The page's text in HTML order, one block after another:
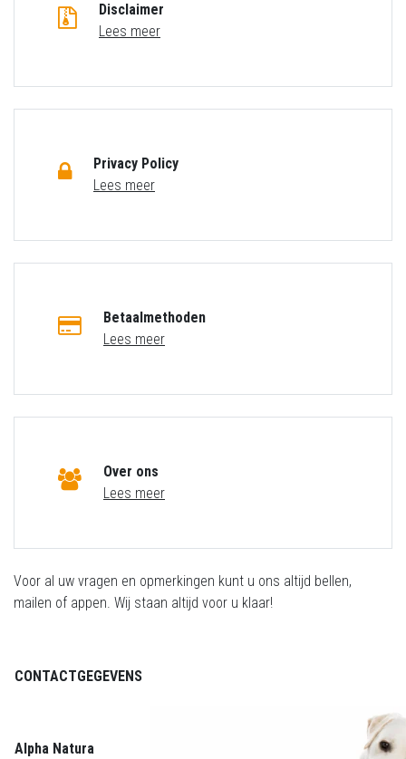
Disclaimer
Lees meer
Privacy Policy
Lees meer
Betaalmethoden
Lees meer
Over ons
Lees meer
Voor al uw vragen en opmerkingen kunt u ons altijd bellen,
mailen of appen. Wij staan altijd voor u klaar!
CONTACTGEGEVENS
Alpha Natura